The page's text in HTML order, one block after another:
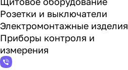
Розетки и выключатели
Электромонтажные изделия
Приборы контроля и
измерения